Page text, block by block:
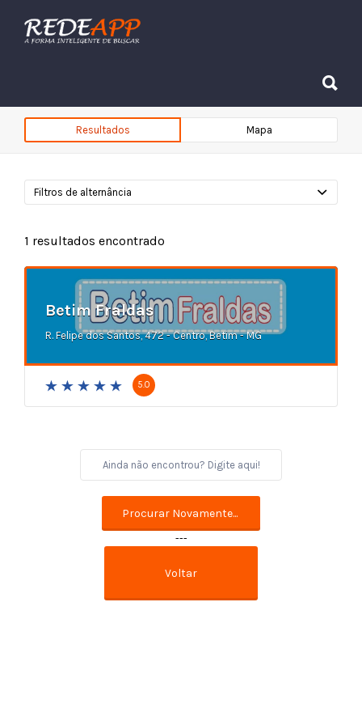
Procurar:
Resultados Mapa
Filtros de alternância
1 resultados encontrado
Betim Fraldas
R. Felipe dos Santos, 472 - Centro, Betim - MG
5.0
---